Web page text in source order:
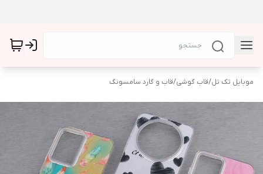
موبایل تک تل/قاب گوشی/قاب و گارد سامسونگ